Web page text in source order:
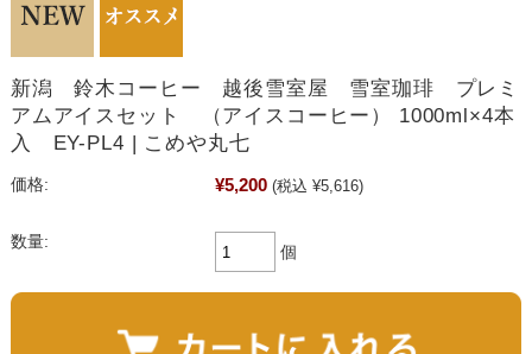
新潟 鈴木コーヒー 越後雪室屋 雪室珈琲 プレミ
アムアイスセット （アイスコーヒー） 1000ml×4本
入 EY-PL4 | こめや丸七
価格: ¥5,200 (税込 ¥5,616)
数量:
個